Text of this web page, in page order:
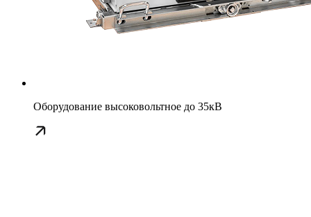
Оборудование высоковольтное до 35кВ